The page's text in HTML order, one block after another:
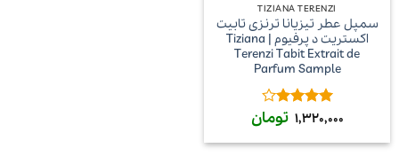
TIZIANA TERENZI
سمپل عطر تیزیانا ترنزی تابیت
اکستریت د پرفیوم | Tiziana
Terenzi Tabit Extrait de
Parfum Sample
امتیاز 4 1,320,000 تومان